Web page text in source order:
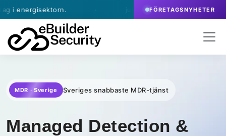
· juli 9, 2026 - eBuilder skriver avtal kring
FÖRETAGSNYHETER
MDR · Sverige Sveriges snabbaste MDR-tjänst
Managed Detection &